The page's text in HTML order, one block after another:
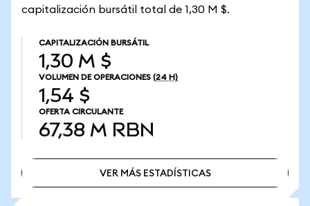
capitalización bursátil total de 1,30 M $.
CAPITALIZACIÓN BURSÁTIL
1,30 M $
VOLUMEN DE OPERACIONES (24 H)
1,54 $
OFERTA CIRCULANTE
67,38 M RBN
VER MÁS ESTADÍSTICAS